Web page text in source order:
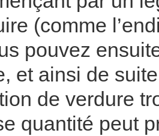
(comme
pouvez
et ainsi de
de verdure
quantité peut